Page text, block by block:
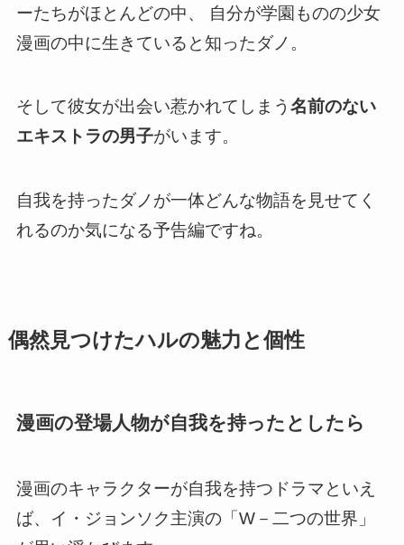
ーたちがほとんどの中、 自分が学園ものの少女
漫画の中に生きていると知ったダノ 。
そして彼女が出会い惹かれてしまう 名前のない
エキストラの男子がいます。
自我を持ったダノが一体どんな物語を見せてく
れるのか気になる予告編ですね。
偶然見つけたハルの魅力と個性
漫画の登場人物が自我を持ったとしたら
漫画のキャラクターが自我を持つドラマといえ
ば、イ・ジョンソク主演の「W－二つの世界」